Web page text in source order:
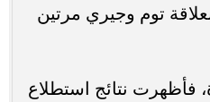
بعلاقة توم وجيري مرتين
فأظهرت نتائج استطلاع